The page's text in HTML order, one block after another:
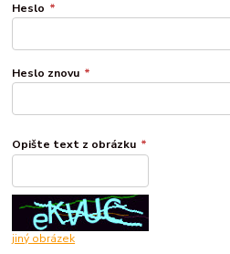
Heslo *
Heslo znovu *
Opište text z obrázku *
jiný obrázek